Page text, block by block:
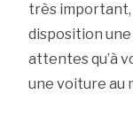
très important,
disposition
attentes qu’à
une voiture au